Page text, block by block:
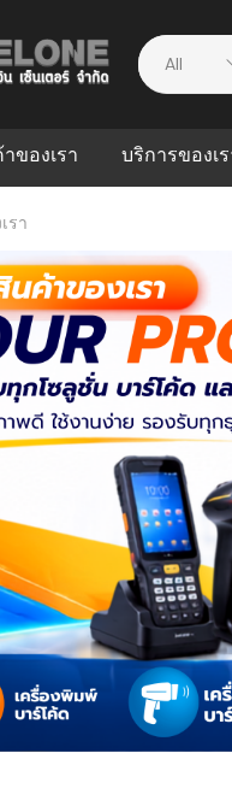
ของเรา บริการของเ
ดาวน์โหลดไดร์
วีดีโอแนะนำ
รา